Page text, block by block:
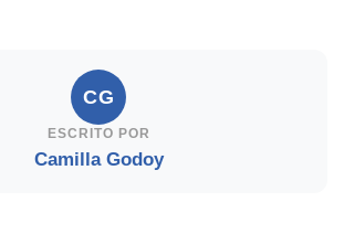
CG
ESCRITO POR
Camilla Godoy